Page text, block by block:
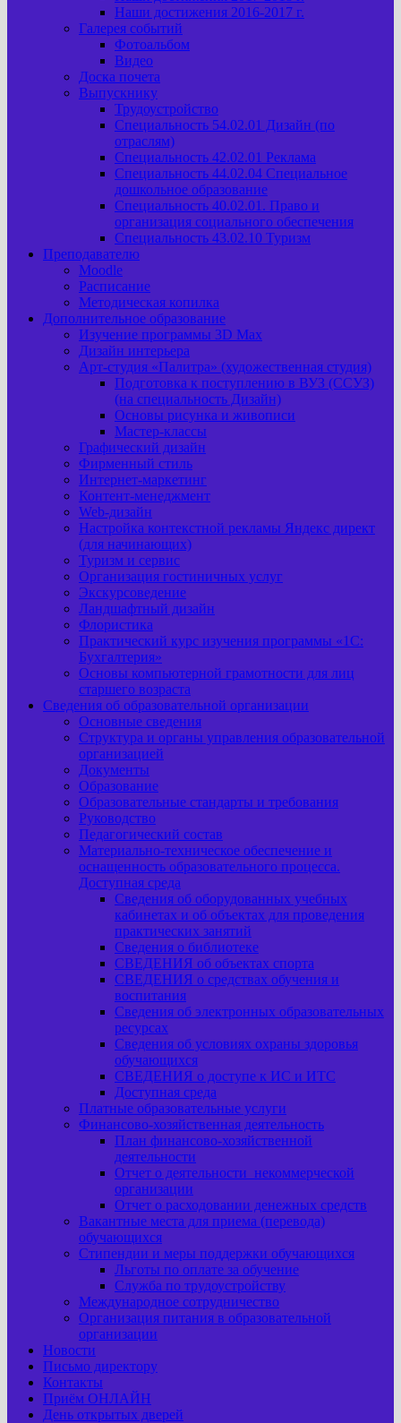
Наши достижения 2016-2017 г.
Галерея событий
Фотоальбом
Видео
Доска почета
Выпускнику
Трудоустройство
Специальность 54.02.01 Дизайн (по
отраслям)
Специальность 42.02.01 Реклама
Специальность 44.02.04 Специальное
дошкольное образование
Специальность 40.02.01. Право и
организация социального обеспечения
Специальность 43.02.10 Туризм
Преподавателю
Moodle
Расписание
Методическая копилка
Дополнительное образование
Изучение программы 3D Max
Дизайн интерьера
Арт-cтудия «Палитра» (художественная студия)
Подготовка к поступлению в ВУЗ (ССУЗ)
(на специальность Дизайн)
Основы рисунка и живописи
Мастер-классы
Графический дизайн
Фирменный стиль
Интернет-маркетинг
Контент-менеджмент
Web-дизайн
Настройка контекстной рекламы Яндекс директ
(для начинающих)
Туризм и сервис
Организация гостиничных услуг
Экскурсоведение
Ландшафтный дизайн
Флористика
Практический курс изучения программы «1С:
Бухгалтерия»
Основы компьютерной грамотности для лиц
старшего возраста
Сведения об образовательной организации
Основные сведения
Структура и органы управления образовательной
организацией
Документы
Образование
Образовательные стандарты и требования
Руководство
Педагогический состав
Материально-техническое обеспечение и
оснащенность образовательного процесса.
Доступная среда
Сведения об оборудованных учебных
кабинетах и об объектах для проведения
практических занятий
Сведения о библиотеке
СВЕДЕНИЯ об объектах спорта
СВЕДЕНИЯ о средствах обучения и
воспитания
Сведения об электронных образовательных
ресурсах
Сведения об условиях охраны здоровья
обучающихся
СВЕДЕНИЯ о доступе к ИС и ИТС
Доступная среда
Платные образовательные услуги
Финансово-хозяйственная деятельность
План финансово-хозяйственной
деятельности
Отчет о деятельности некоммерческой
организации
Отчет о расходовании денежных средств
Вакантные места для приема (перевода)
обучающихся
Стипендии и меры поддержки обучающихся
Льготы по оплате за обучение
Служба по трудоустройству
Международное сотрудничество
Организация питания в образовательной
организации
Новости
Письмо директору
Контакты
Приём ОНЛАЙН
День открытых дверей